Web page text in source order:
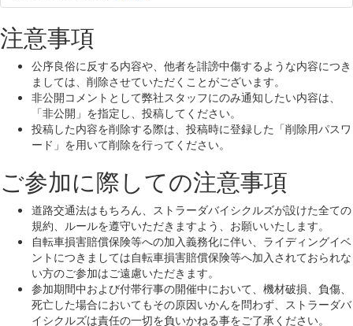
注意事項
公序良俗に反する内容や、他者を誹謗中傷するような内容につき
ましては、削除させていただくことがございます。
非公開コメントとして弊社スタッフにのみ通知したい内容は、
「非公開」を指定し、投稿してください。
投稿した内容を削除する際は、投稿時に登録した「削除用パスワ
ード」を用いて削除を行ってください。
ご参加に際しての注意事項
道路交通法はもちろん、ストラーダバイシクルズが設けた全ての
規約、ルールを遵守いただきますよう、お願いいたします。
自転車損害賠償保険等への加入義務化に伴い、ライディングイベ
ントにつきましては自転車損害賠償保険等へ加入されておられな
い方のご参加はご遠慮いただきます。
参加期間中および付帯行事の開催中において、機材破損、負傷、
死亡した場合においてもその原因いかんを問わず、ストラーダバ
イシクルズは責任の一切を負いかねる事をご了承ください。